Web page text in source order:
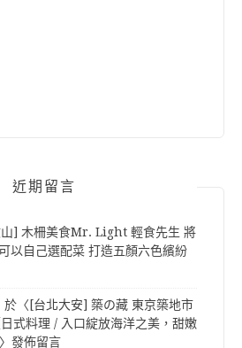
近期留言
山] 木柵美食Mr. Light 輕食先生 將
以自己選配菜 打造五顏六色繽紛
於〈 [台北大安] 築の藏 東京築地市
式料理 / 入口綻放海洋之美，甜嫩
〉發佈留言